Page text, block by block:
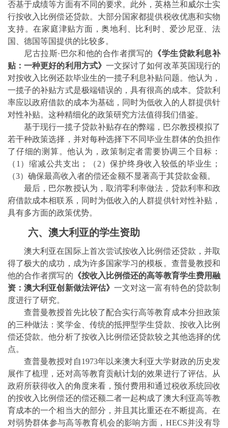
否基于成绩等方面有不同的要求。此外，英格兰和威尔士实
行按收入比例偿还贷款。大部分国家都提供税收优惠和实物
支持。在家庭津贴方面，奥地利、比利时、爱沙尼亚、法
国、德国等国提供的比较多。
尼古拉斯·巴尔和他的合作者撰写的
《学生贷款利息补
贴：一种更好的利用方式》 一文探讨了如何改革英国现行的
对按收入比例还款毕业生的一揽子利息补贴问题。他认为，
一揽子的补贴方式是极端错误的，具有很高的成本。贷款利
率应以政府借款的成本为基础，同时为低收入的人群提供针
对性补贴。这种精细化的政策研究方法值得我们借鉴。
基于现行一揽子贷款补贴存在的弊端，巴尔教授模拟了
若干种政策选择，并对每种选择下不同毕业生群体的负担作
了仔细的测算。他认为，政策制定者需要协调三个目标：
（ 1 ）缩减公共支出；（ 2 ）保护终身收入较低的毕业生；
（3）确保最高收入者的偿还金额不显著高于其贷款金额。
最后，巴尔教授认为，取消零利率做法，贷款利率和政
府借款成本相联系，同时为低收入的人群提供针对性补贴，
具有多方面的政策优势。
六、澳大利亚的学生资助
澳大利亚在国际上首次尝试按收入比例偿还贷款，并取
得了极大的成功，成为许多国家学习的模板。查普曼教授和
他的合作者撰写的 《按收入比例偿还的高等教育学生费用融
资：澳大利亚创新做法评估》一文对这一富有特色的贷款制
度进行了研究。
查普曼教授首先比较了配合实行高等教育成本分担政策
的三种做法：奖学金、传统的抵押型学生贷款、按收入比例
偿还贷款。他分析了按收入比例偿还贷款较之其他选择的优
点。
查普曼教授对自1973年以来澳大利亚大学财政的历史发
展作了梳理，还对高等教育贡献计划的效果进行了评估。从
政府所获得收入的角度来看，预付费用和通过税收系统回收
的按收入比例偿还的偿还额二者一起构成了澳大利亚高等教
育成本的一个相当大的部分，并且其比重还在不断提高。在
对弱势群体参与高等教育机会的影响方面， HECS并没有导